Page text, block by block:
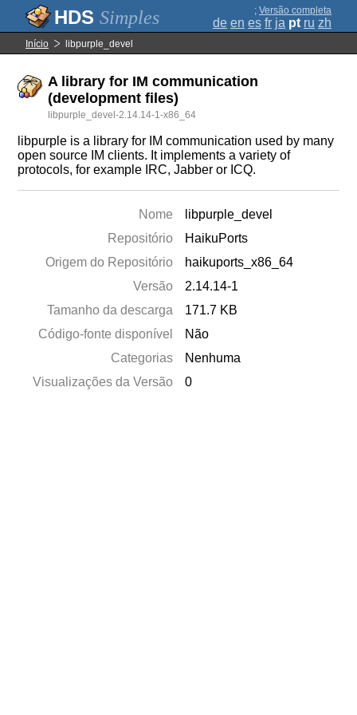
Simples ; Versão completa
de en es fr ja pt ru zh
Início libpurple_devel
A library for IM communication
(development files)
libpurple_devel-2.14.14-1-x86_64
libpurple is a library for IM communication used by many
open source IM clients. It implements a variety of
protocols, for example IRC, Jabber or ICQ.
Nome
libpurple_devel
Repositório
HaikuPorts
Origem do Repositório
haikuports_x86_64
Versão
2.14.14-1
Tamanho da descarga
171.7 KB
Código-fonte disponível
Não
Categorias
Nenhuma
Visualizações da Versão
0